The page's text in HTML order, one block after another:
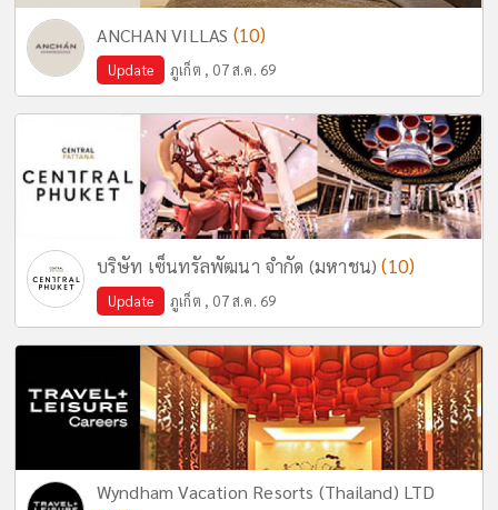
ANCHAN VILLAS (10)
Update ภูเก็ต , 07 ส.ค. 69
บริษัท เซ็นทรัลพัฒนา จำกัด (มหาชน)(10)
Update ภูเก็ต , 07 ส.ค. 69
Wyndham Vacation Resorts (Thailand) LTD